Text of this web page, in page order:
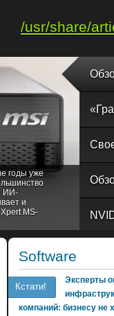
/usr/share/
годы уже
ИИ-
и
MS-
Software
Кстати!
Эксперты
компаний: бизнесу не